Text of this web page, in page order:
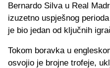
Bernardo Silva u Real
izuzetno uspješnog
je bio jedan od ključnih
Tokom boravka u
osvojio je brojne trofeje,